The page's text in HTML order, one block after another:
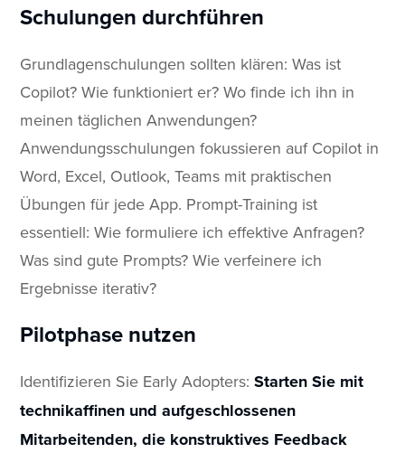
Schulungen durchführen
Grundlagenschulungen sollten klären: Was ist
Copilot? Wie funktioniert er? Wo finde ich ihn in
meinen täglichen Anwendungen?
Anwendungsschulungen fokussieren auf Copilot in
Word, Excel, Outlook, Teams mit praktischen
Übungen für jede App. Prompt-Training ist
essentiell: Wie formuliere ich effektive Anfragen?
Was sind gute Prompts? Wie verfeinere ich
Ergebnisse iterativ?
Pilotphase nutzen
Identifizieren Sie Early Adopters:Starten Sie mit
technikaffinen und aufgeschlossenen
Mitarbeitenden, die konstruktives Feedback